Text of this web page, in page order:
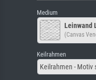
Medium
Leinwand
(Canvas
Keilrahmen
Keilrahmen - Motiv